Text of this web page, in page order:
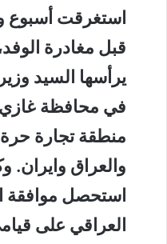
استغرقت أسبوع
قبل مغادرة
يرأسها السيد
في محافظة
منطقة تجارة حرة
والعراق وايران.
استحصل موافقة
العراقي على